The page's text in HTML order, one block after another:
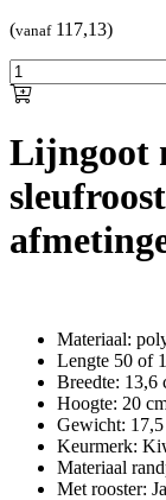
(vanaf117,13)
Lijngoot
Materiaal:
Lengte 50 of
Breedte: 13,6
Hoogte: 20
Gewicht:
Keurmerk:
Materiaal
Met rooster: